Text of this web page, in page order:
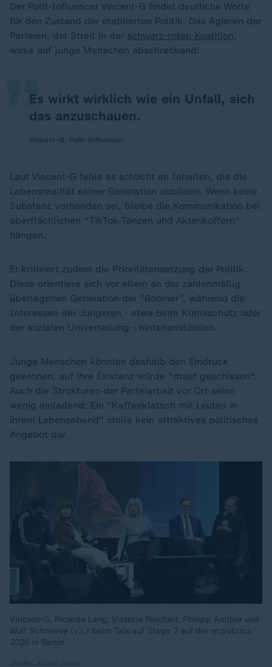
Der Polit-Influencer Vincent-G findet deutliche Worte
für den Zustand der etablierten Politik. Das Agieren der
Parteien, der Streit in der schwarz-roten Koalition,
wirke auf junge Menschen abschreckend:
Es wirkt wirklich wie ein Unfall, sich
das anzuschauen.
„
Laut Vincent-G fehle es schlicht an Inhalten, die die
Lebensrealität seiner Generation abbilden. Wenn keine
Substanz vorhanden sei, bleibe die Kommunikation bei
oberflächlichen "TikTok-Tänzen und Aktenkoffern"
hängen.
Er kritisiert zudem die Prioritätensetzung der Politik:
Diese orientiere sich vor allem an der zahlenmäßig
überlegenen Generation der "Boomer", während die
Interessen der Jüngeren - etwa beim Klimaschutz oder
der sozialen Umverteilung - hintenanstünden.
Junge Menschen könnten deshalb den Eindruck
gewinnen, auf ihre Existenz würde "drauf geschissen".
Auch die Strukturen der Parteiarbeit vor Ort seien
wenig einladend: Ein "Kaffeeklatsch mit Leuten in
ihrem Lebensabend" stelle kein attraktives politisches
Angebot dar.
Vincent-G, Ricarda Lang, Victoria Reichelt, Philipp Amthor und
Wulf Schmiese (v.l.) beim Talk auf Stage 2 auf der re:publica
2026 in Berlin.